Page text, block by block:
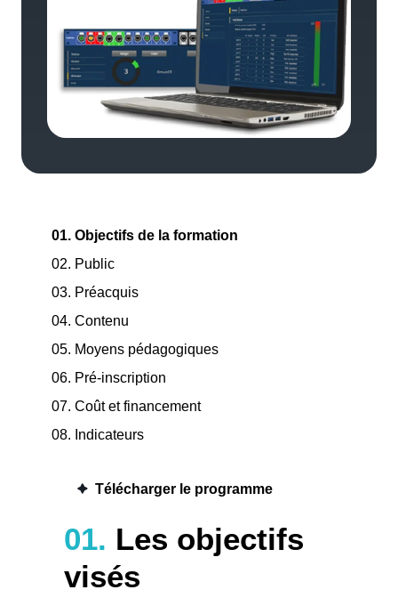
01. Objectifs de la formation
02. Public
03. Préacquis
04. Contenu
05. Moyens pédagogiques
06. Pré-inscription
07. Coût et financement
08. Indicateurs
Télécharger le programme
01. Les objectifs
visés